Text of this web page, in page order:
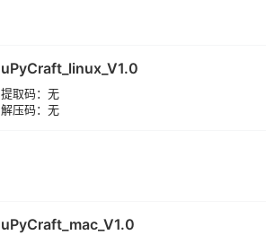
uPyCraft_linux_V1.0
提取码：无
解压码：无
uPyCraft_mac_V1.0